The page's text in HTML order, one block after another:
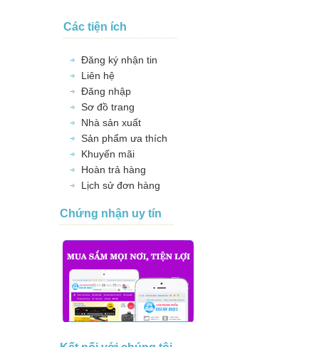
Các tiện ích
Đăng ký nhận tin
Liên hệ
Đăng nhập
Sơ đồ trang
Nhà sản xuất
Sản phẩm ưa thích
Khuyến mãi
Hoàn trả hàng
Lịch sử đơn hàng
Chứng nhận uy tín